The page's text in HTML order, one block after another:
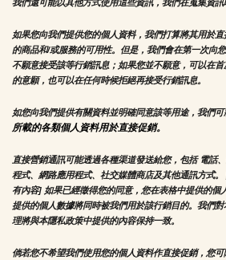
我們還可能以其他方式使用這些資訊，我們在蒐集資訊
如果您向我們提供您的個人資料，我們打算將其用於
的商品和/或服務的可用性。但是，我們會在第一次向
不願意接受該等行銷訊息；如果您並不願意，可以在
的意願，也可以在任何時候拒絕再接受行銷訊息。
如您向我們提供有關資料並明確同意該等用途，我們可
所載的各類個人資料用於直接促銷。
直接營銷通訊可能透過各種渠道發送給您，包括 電話
程式、網路應用程式、社交媒體商店及其他通訊方式
有內容] 如果已經徵得您的同意，您在表格中提供的個
提供的個人數據將同時被我們用於該行銷目的。我們
理將與本隱私政策中提供的內容保持一致。
倘若您不希望我們使用您的個人資料作直接促銷，您可